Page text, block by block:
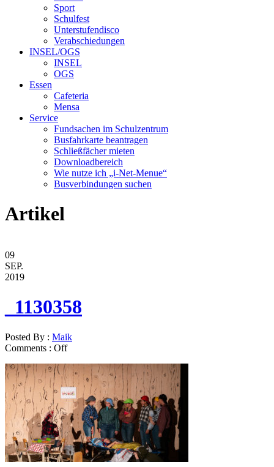
Sport
Schulfest
Unterstufendisco
Verabschiedungen
INSEL/OGS
INSEL
OGS
Essen
Cafeteria
Mensa
Service
Fundsachen im Schulzentrum
Busfahrkarte beantragen
Schließfächer mieten
Downloadbereich
Wie nutze ich „i-Net-Menue“
Busverbindungen suchen
Artikel
09
SEP.
2019
_1130358
Posted By : Maik
Comments : Off